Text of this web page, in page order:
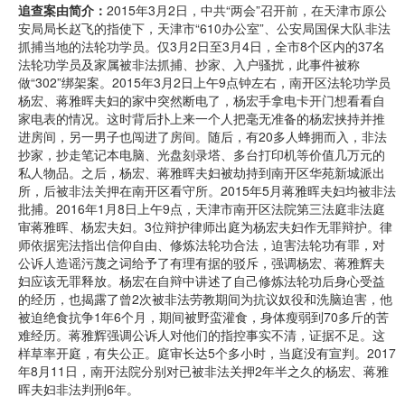
追查案由简介： 2015年3月2日，中共“两会”召开前，在天津市原公
安局局长赵飞的指使下，天津市“610办公室”、公安局国保大队非法
抓捕当地的法轮功学员。仅3月2日至3月4日，全市8个区内的37名
法轮功学员及家属被非法抓捕、抄家、入户骚扰，此事件被称
做“302”绑架案。2015年3月2日上午9点钟左右，南开区法轮功学员
杨宏、蒋雅晖夫妇的家中突然断电了，杨宏手拿电卡开门想看看自
家电表的情况。这时背后扑上来一个人把毫无准备的杨宏挟持并推
进房间，另一男子也闯进了房间。随后，有20多人蜂拥而入，非法
抄家，抄走笔记本电脑、光盘刻录塔、多台打印机等价值几万元的
私人物品。之后，杨宏、蒋雅晖夫妇被劫持到南开区华苑新城派出
所，后被非法关押在南开区看守所。2015年5月蒋雅晖夫妇均被非法
批捕。2016年1月8日上午9点，天津市南开区法院第三法庭非法庭
审蒋雅晖、杨宏夫妇。3位辩护律师出庭为杨宏夫妇作无罪辩护。律
师依据宪法指出信仰自由、修炼法轮功合法，迫害法轮功有罪，对
公诉人造谣污蔑之词给予了有理有据的驳斥，强调杨宏、蒋雅辉夫
妇应该无罪释放。杨宏在自辩中讲述了自己修炼法轮功后身心受益
的经历，也揭露了曾2次被非法劳教期间为抗议奴役和洗脑迫害，他
被迫绝食抗争1年6个月，期间被野蛮灌食，身体瘦弱到70多斤的苦
难经历。蒋雅辉强调公诉人对他们的指控事实不清，证据不足。这
样草率开庭，有失公正。庭审长达5个多小时，当庭没有宣判。2017
年8月11日，南开法院分别对已被非法关押2年半之久的杨宏、蒋雅
晖夫妇非法判刑6年。